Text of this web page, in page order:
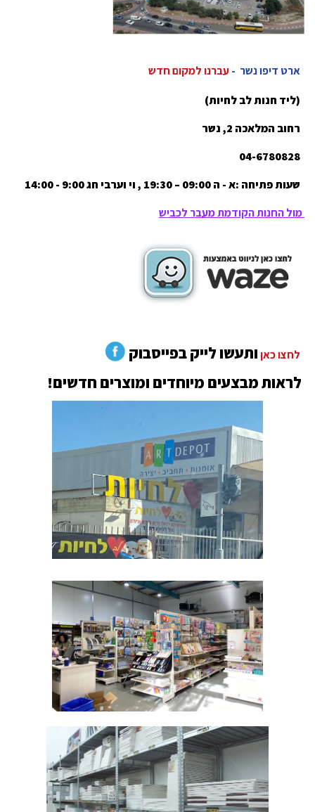
ארט דיפו נשר -עברנו למקום חדש
(ליד חנות לב לחיות)
רחוב המלאכה 2, נשר
שעות פתיחה :א - ה 09:00 – 19:30 , וי וערבי חג 9:00 - 14:00
מול החנות הקודמת מעבר לכביש
לחצו כאןותעשו לייק בפייסבוק
לראות מבצעים מיוחדים ומוצרים חדשים!